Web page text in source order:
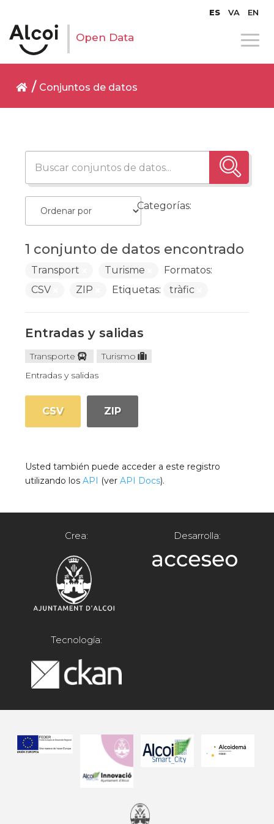
ES VA EN
Open Data
Conjuntos de datos
1 conjunto de datos encontrado
Categorías:
Transport Turisme
Formatos:
CSV
ZIP Etiquetas: tràfic
Entradas y salidas
Transporte
Turismo
Entradas y salidas
CSV ZIP
Usted también puede acceder a este registro
utilizando losAPI (verAPI Docs).
Crea: Desarrolla:
Tecnología: